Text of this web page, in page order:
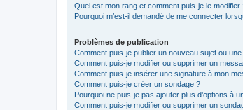
Quel est mon rang et comment puis-je le modifier
Pourquoi m’est-il demandé de me connecter
Problèmes de publication
Comment puis-je publier un nouveau sujet ou
Comment puis-je modifier ou supprimer un
Comment puis-je insérer une signature à mon
Comment puis-je créer un sondage ?
Pourquoi ne puis-je pas ajouter plus d’options à
Comment puis-je modifier ou supprimer un